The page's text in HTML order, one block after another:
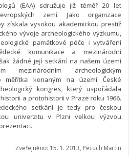
(EAA) sdružuje již téměř 20 let
zemí. Jako organizace
získala vysokou akademickou prestiž
vývoje archeologického výzkumu,
památkové péče i vytváření
komunikace a mezinárodní
žádné její setkání na našem území
mezinárodním archeologickým
měřítka konaným na území České
kongres, který uspořádala
a protohistorii v Praze roku 1966.
setkání je tedy pro českou
univerzitu v Plzni velkou výzvou
Zveřejněno: 15. 1. 2013, Pecuch Martin